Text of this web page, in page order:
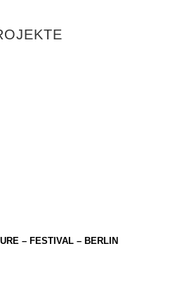
– FESTIVAL – BERLIN